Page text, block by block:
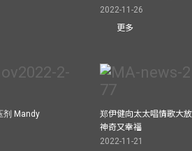
2022-11-26
更多
剂 Mandy
郑伊健向太太唱情歌大
神奇又幸福
2022-11-21